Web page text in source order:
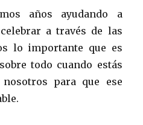
años ayudando a
a través de las
lo importante que es
todo cuando estás
para que ese